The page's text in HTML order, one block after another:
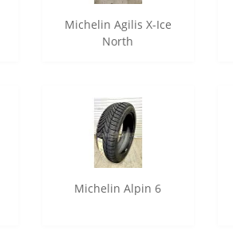
Michelin Agilis X-Ice
North
Michelin Alpin 6